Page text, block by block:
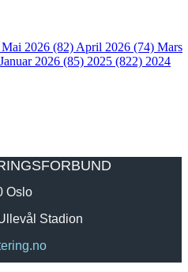
Mai 2026 (82) April 2026 (74) Mars
Januar 2026 (85) 2025 (822) 2024
Oslo
Stadion